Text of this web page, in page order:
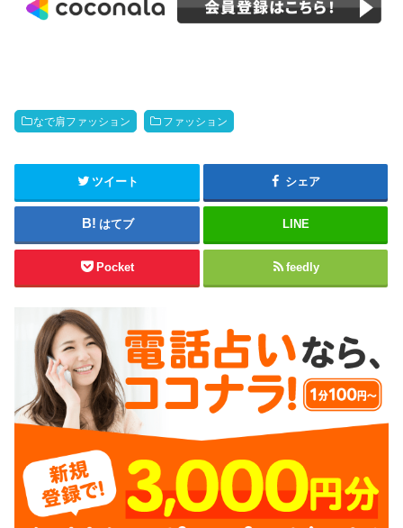
なで肩ファッション ファッション
ツイート シェア
はてブ LINE
Pocket feedly